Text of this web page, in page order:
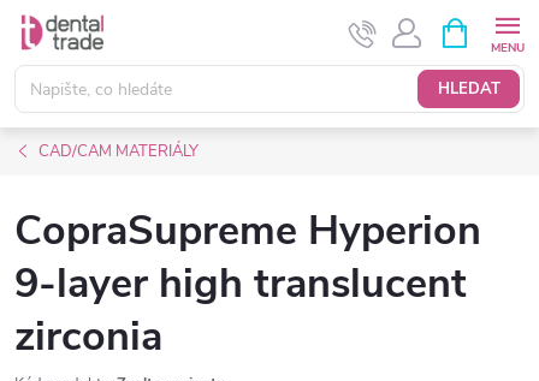
Přejít
obsah
HLEDAT
NÁKUPNÍ
KOŠÍK
CAD/CAM MATERIÁLY
CopraSupreme Hyperion
9-layer high translucent
zirconia